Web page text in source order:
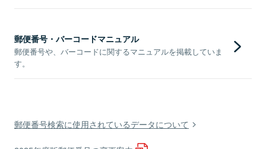
郵便番号・バーコードマニュアル
郵便番号や、バーコードに関するマニュアルを掲載していま
す。
郵便番号検索に使用されているデータについて